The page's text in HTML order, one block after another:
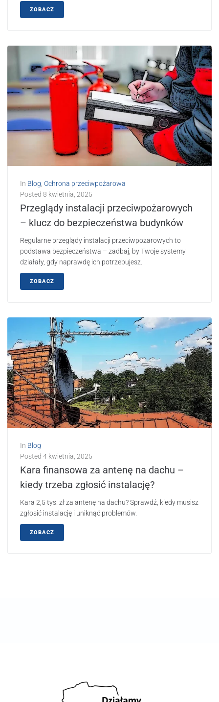
ZOBACZ
In Blog Ochrona przeciwpożarowa
Posted 8 kwietnia, 2025
Przeglądy instalacji przeciwpożarowych
– klucz do bezpieczeństwa budynków
Regularne przeglądy instalacji przeciwpożarowych to
podstawa bezpieczeństwa – zadbaj, by Twoje systemy
działały, gdy naprawdę ich potrzebujesz.
ZOBACZ
In Blog
Posted 4 kwietnia, 2025
Kara finansowa za antenę na dachu –
kiedy trzeba zgłosić instalację?
Kara 2,5 tys. zł za antenę na dachu? Sprawdź, kiedy musisz
zgłosić instalację i uniknąć problemów.
ZOBACZ